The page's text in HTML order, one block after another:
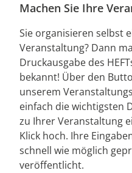
Machen Sie Ihre
Sie organisieren selbst
Veranstaltung? Dann
Druckausgabe des
bekannt! Über den
unserem
einfach die wichtigsten
zu Ihrer Veranstaltung
Klick hoch. Ihre
schnell wie möglich
veröffentlicht.